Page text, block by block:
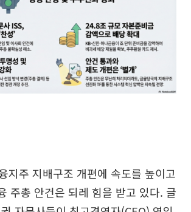
지주 지배구조 개편에 속도를 높이고
주총 안건은 되레 힘을 받고 있다. 글